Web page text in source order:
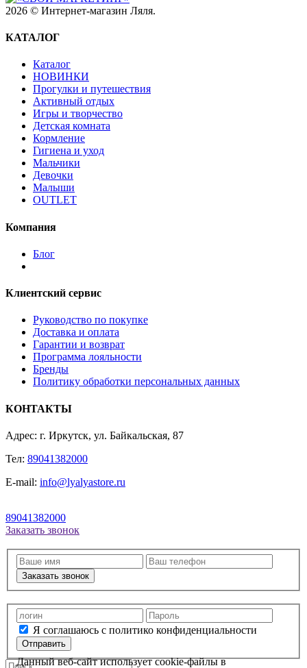
2026 © Интернет-магазин Ляля.
КАТАЛОГ
Каталог
НОВИНКИ
Прогулки и путешествия
Активный отдых
Игры и творчество
Детская комната
Кормление
Гигиена и уход
Мальчики
Девочки
Малыши
OUTLET
Компания
Блог
Клиентский сервис
Руководство по покупке
Доставка и оплата
Гарантии и возврат
Программа лояльности
Бренды
Политику обработки персональных данных
КОНТАКТЫ
Адрес: г. Иркутск, ул. Байкальская, 87
Тел: 89041382000
E-mail: info@lyalyastore.ru
89041382000
Заказать звонок
Заказать звонок
Я соглашаюсь с политико конфиденциальности
Отправить
Данный веб-сайт использует cookie-файлы в